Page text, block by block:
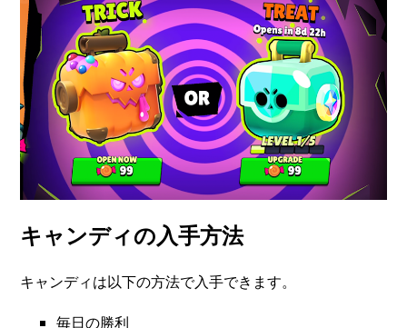
キャンディの入手方法
キャンディは以下の方法で入手できます。
毎日の勝利